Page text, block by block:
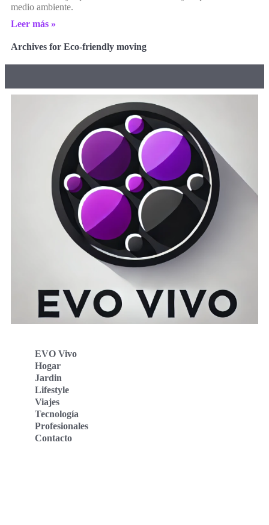
medio ambiente.
Leer más »
Archives for Eco-friendly moving
EVO Vivo
Hogar
Jardin
Lifestyle
Viajes
Tecnología
Profesionales
Contacto